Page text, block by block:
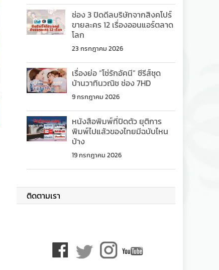
ช่อง 3 ปิดดีลบริษัทจากสิงคโปร์
ขายละคร 12 เรื่องออนแอร์ตลาด
โลก
23 กรกฎาคม 2026
เรื่องย่อ “โซ่รักอัคนี” ซีรีส์ชุด
บ้านวาทินวณิช ช่อง 7HD
9 กรกฎาคม 2026
หนังสือพิมพ์ที่ปิดตัว ยุติการ
พิมพ์ไปแล้วของไทยมีฉบับไหน
บ้าง
19 กรกฎาคม 2026
ติดตามเรา